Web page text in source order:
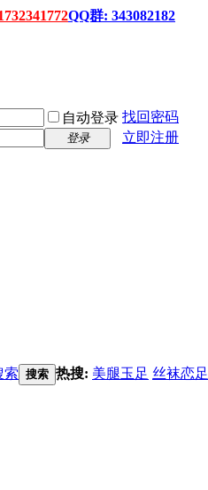
QQ群: 343082182
自动登录 找回密码
登录
立即注册
索 搜索 热搜: 美腿玉足 丝袜恋足